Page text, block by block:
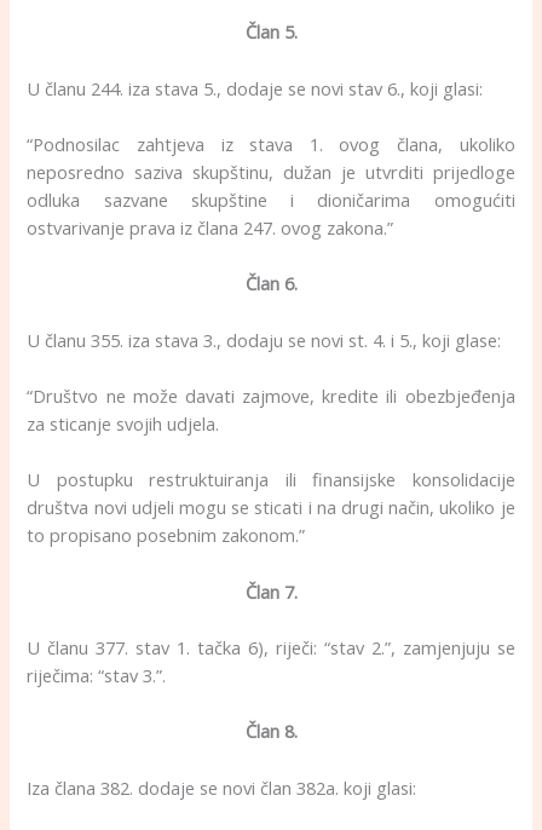
Član 5.
U članu 244. iza stava 5., dodaje se novi stav 6., koji glasi:
“Podnosilac zahtjeva iz stava 1. ovog člana, ukoliko
neposredno saziva skupštinu, dužan je utvrditi prijedloge
odluka sazvane skupštine i dioničarima omogućiti
ostvarivanje prava iz člana 247. ovog zakona.”
Član 6.
U članu 355. iza stava 3., dodaju se novi st. 4. i 5., koji glase:
“Društvo ne može davati zajmove, kredite ili obezbjeđenja
za sticanje svojih udjela.
U postupku restruktuiranja ili finansijske konsolidacije
društva novi udjeli mogu se sticati i na drugi način, ukoliko je
to propisano posebnim zakonom.”
Član 7.
U članu 377. stav 1. tačka 6), riječi: “stav 2.”, zamjenjuju se
riječima: “stav 3.”.
Član 8.
Iza člana 382. dodaje se novi član 382a. koji glasi: